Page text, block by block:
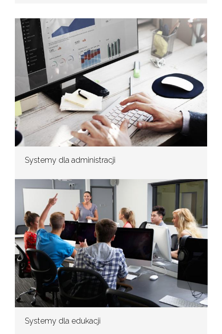
Systemy dla administracji
Systemy dla edukacji